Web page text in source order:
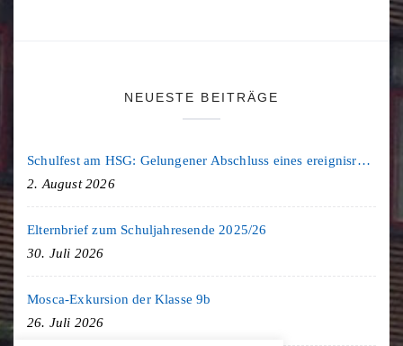
NEUESTE BEITRÄGE
Schulfest am HSG: Gelungener Abschluss eines ereignisreichen Schuljahres
2. August 2026
Elternbrief zum Schuljahresende 2025/26
30. Juli 2026
Mosca-Exkursion der Klasse 9b
26. Juli 2026